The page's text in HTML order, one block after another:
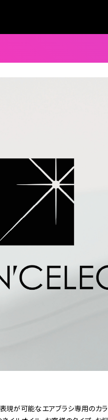
現が可能なエアブラシ専用のカ